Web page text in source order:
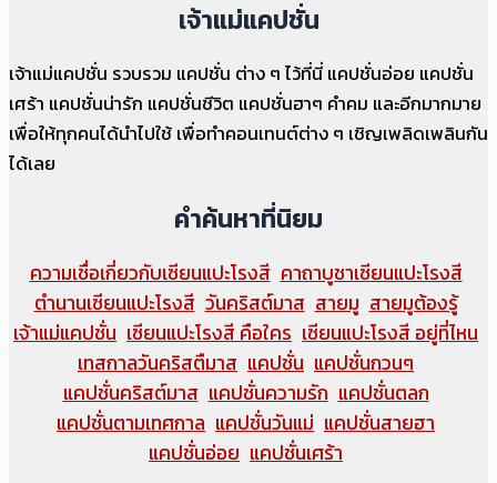
เจ้าแม่แคปชั่น
เจ้าแม่แคปชั่น รวบรวม แคปชั่น ต่าง ๆ ไว้ที่นี่ แคปชั่นอ่อย แคปชั่น
เศร้า แคปชั่นน่ารัก แคปชั่นชีวิต แคปชั่นฮาๆ คำคม และอีกมากมาย
เพื่อให้ทุกคนได้นำไปใช้ เพื่อทำคอนเทนต์ต่าง ๆ เชิญเพลิดเพลินกัน
ได้เลย
คำค้นหาที่นิยม
ความเชื่อเกี่ยวกับเซียนแปะโรงสี คาถาบูชาเซียนแปะโรงสี
ตำนานเซียนแปะโรงสี วันคริสต์มาส สายมู สายมูต้องรู้
เจ้าแม่แคปชั่น เซียนแปะโรงสี คือใคร เซียนแปะโรงสี อยู่ที่ไหน
เทสกาลวันคริสตืมาส แคปชั่น แคปชั่นกวนๆ
แคปชั่นคริสต์มาส แคปชั่นความรัก แคปชั่นตลก
แคปชั่นตามเทศกาล แคปชั่นวันแม่ แคปชั่นสายฮา
แคปชั่นอ่อย แคปชั่นเศร้า